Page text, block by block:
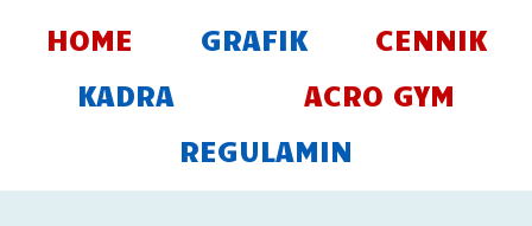
HOME GRAFIK
CENNIK
KADRA
ACRO GYM
REGULAMIN